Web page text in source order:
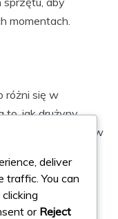
momentach.
różni się w
to, jak drużyny
mają swobodę w
w danej lidze
deliver
traffic. You can
orReject